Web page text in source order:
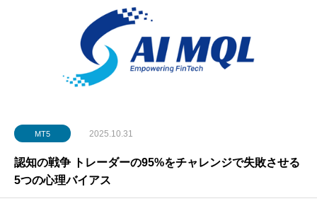
MT5 2025.10.31
認知の戦争 トレーダーの95%をチャレンジで失敗させる
5つの心理バイアス